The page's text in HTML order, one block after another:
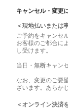
キャンセル・変更
＜現地払いまたは
ご予約をキャンセ
お客様のご都合に
し受けます。
当日・無断キャン
なお、変更のご要
ざいます。あらか
＜オンライン決済